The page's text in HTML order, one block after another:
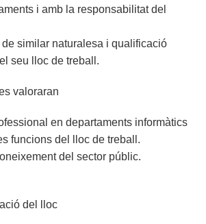
i amb la responsabilitat del
similar naturalesa i qualificació
seu lloc de treball.
valoraran
en departaments informàtics
funcions del lloc de treball.
del sector públic.
del lloc